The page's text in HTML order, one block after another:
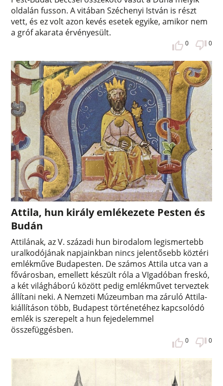
oldalán fusson. A vitában Széchenyi István is részt
vett, és ez volt azon kevés esetek egyike, amikor nem
a gróf akarata érvényesült.
0 0
Attila, hun király emlékezete Pesten és
Budán
Attilának, az V. századi hun birodalom legismertebb
uralkodójának napjainkban nincs jelentősebb köztéri
emlékműve Budapesten. De számos Attila utca van a
fővárosban, emellett készült róla a VIgadóban freskó,
a két világháború között pedig emlékművet terveztek
állítani neki. A Nemzeti Múzeumban ma záruló Attila-
kiállításon több, Budapest történetéhez kapcsolódó
emlék is szerepelt a hun fejedelemmel
összefüggésben.
0 0